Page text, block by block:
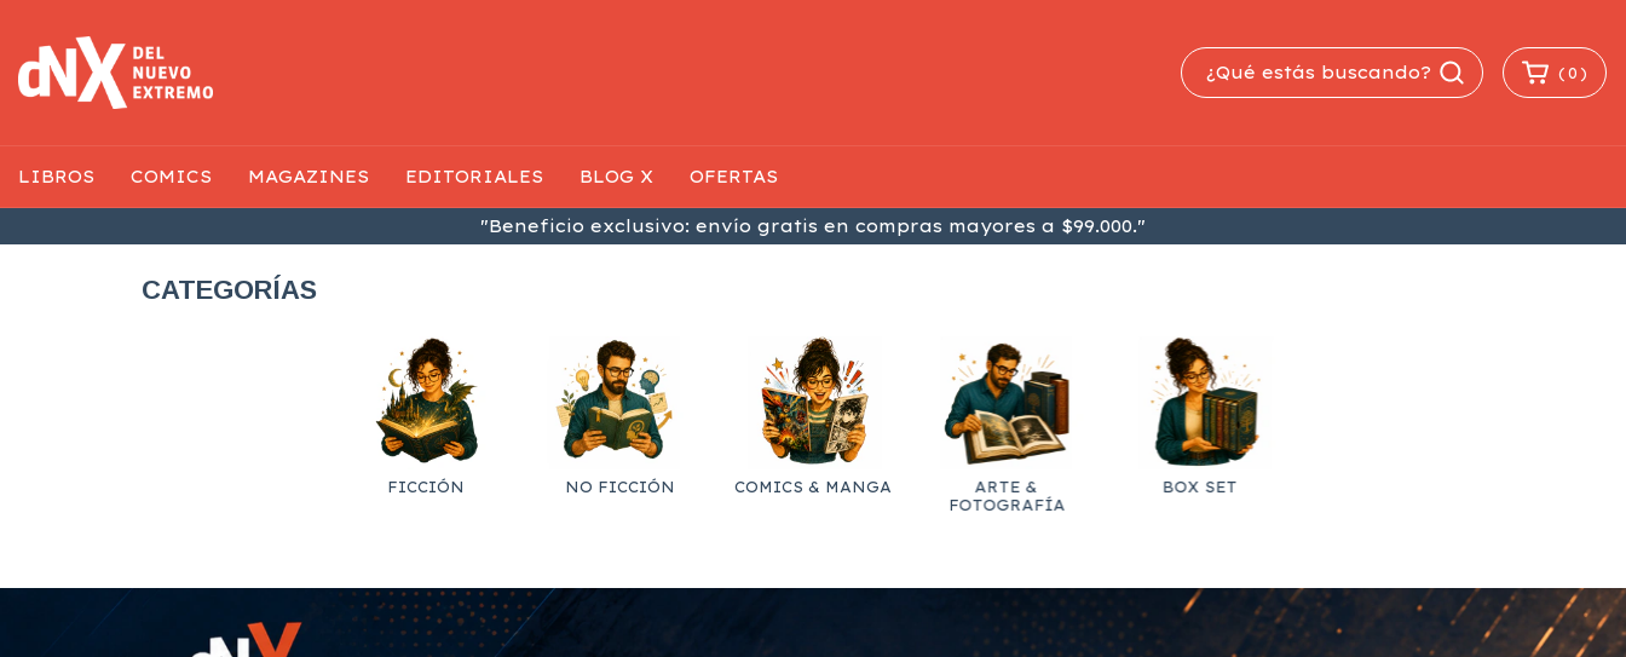
"Beneficio exclusivo: envío gratis en compras mayores a $99.000."
( 0 )
LIBROS COMICS MAGAZINES EDITORIALES BLOG X OFERTAS
CATEGORÍAS
FICCIÓN NO FICCIÓN COMICS & MANGA
ARTE &
FOTOGRAFÍA
BOX SET